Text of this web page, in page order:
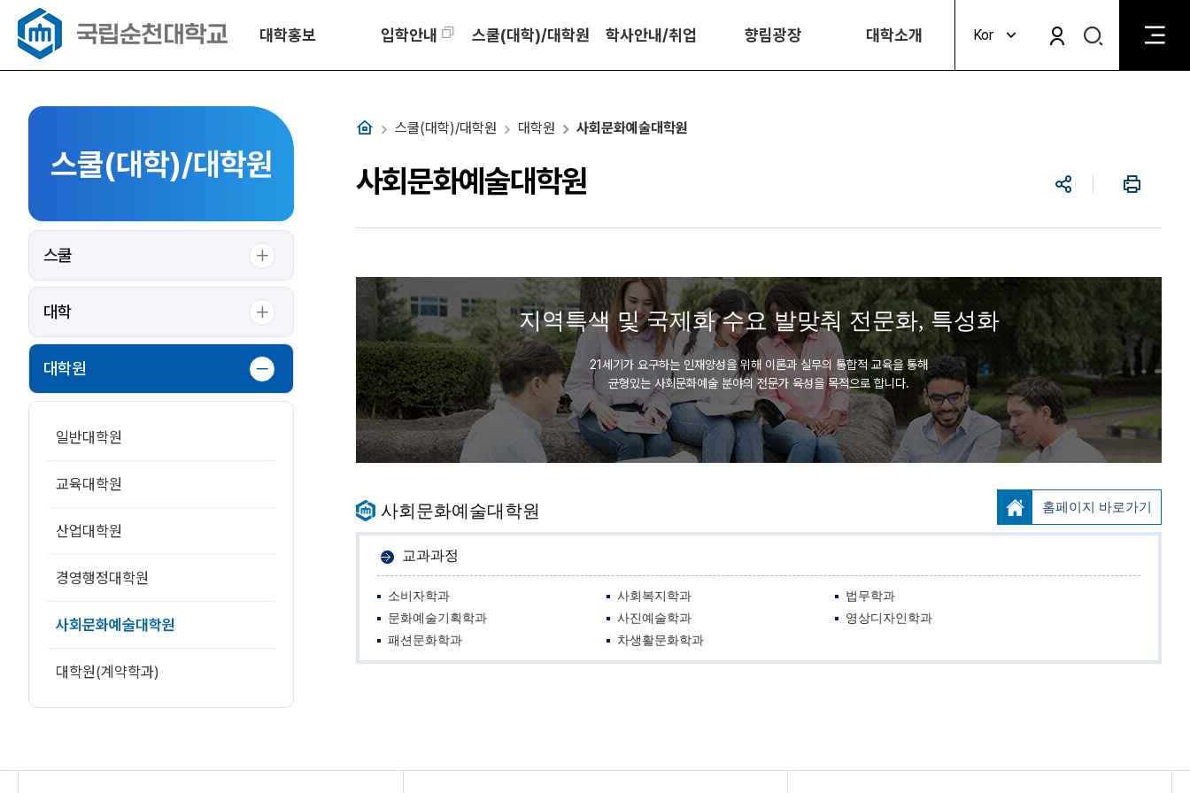
대학홍보 입학안내 스쿨(대학)/대학원 학사안내/취업 향림광장 대학소개 Kor
검
비
스쿨(대학)/대학원
스쿨
대학
대학원
일반대학원
교육대학원
산업대학원
경영행정대학원
사회문화예술대학원
대학원(계약학과)
홈 스쿨(대학)/대학원 대학원 사회문화예술대학원
사회문화예술대학원
공
인
쇄
지역특색 및 국제화 수요 발맞춰 전문화, 특성화
21세기가 요구하는 인재양성을 위해 이론과 실무의 통합적 교육을 통해
균형있는 사회문화예술 분야의 전문가 육성을 목적으로 합니다.
사회문화예술대학원 홈페이지 바로가기
교과과정
소비자학과 사회복지학과
법무학과
문화예술기획학과
사진예술학과
영상디자인학과
패션문화학과
차생활문화학과